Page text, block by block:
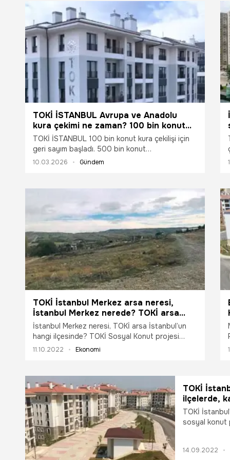
TOKİ İSTANBUL Avrupa ve Anadolu
kura çekimi ne zaman? 100 bin konut
çekiliş tarihi belli oldu mu?
TOKİ İSTANBUL 100 bin konut kura çekilişi için
geri sayım başladı. 500 bin konut
kampanyasında artık sona gelindi. Ankara ve
Başkanlığı İstanbul Avrupa Anadolu kura çekilişi
ne zaman yapılacak? Mart ayı TOKİ İSTANBUL
kura sonuçları yayınlanır mı?
10.03.2026 Gündem
TOKİ İstanbul Merkez arsa neresi,
İstanbul Merkez nerede? TOKİ arsa
İstanbul’un hangi ilçesinde?
İstanbul Merkez neresi, TOKİ arsa İstanbul’un
hangi ilçesinde? TOKİ Sosyal Konut projesi
kapsamında 10 Ekim itibarıyla arsa satışları
olunca vatandaşlar arsa satışlarının İstanbul’da
hangi semtlerde olduğunu sorgulamaya başladı.
11.10.2022 Ekonomi
TOKİ
ilçelerde,
başvuru
TOKİ
sosyal konut
üzerinden
14.09.2022